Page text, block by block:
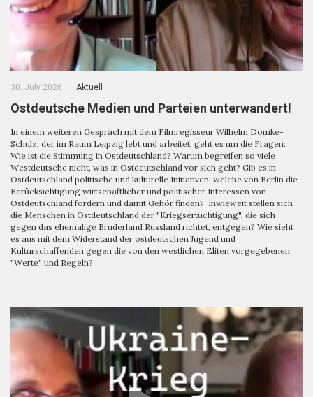
30. July 2026 Aktuell
Ostdeutsche Medien und Parteien unterwandert!
In einem weiteren Gespräch mit dem Filmregisseur Wilhelm Domke-
Schulz, der im Raum Leipzig lebt und arbeitet, geht es um die Fragen:
Wie ist die Stimmung in Ostdeutschland? Warum begreifen so viele
Westdeutsche nicht, was in Ostdeutschland vor sich geht? Gib es in
Ostdeutschland politische und kulturelle Initiativen, welche von Berlin die
Berücksichtigung wirtschaftlicher und politischer Interessen von
Ostdeutschland fordern und damit Gehör finden? Inwieweit stellen sich
die Menschen in Ostdeutschland der "Kriegsertüchtigung", die sich
gegen das ehemalige Bruderland Russland richtet, entgegen? Wie sieht
es aus mit dem Widerstand der ostdeutschen Jugend und
Kulturschaffenden gegen die von den westlichen Eliten vorgegebenen
"Werte" und Regeln?